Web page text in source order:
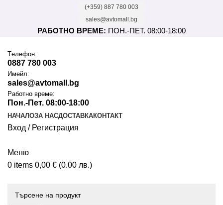
(+359) 887 780 003
sales@avtomall.bg
РАБОТНО ВРЕМЕ: ПОН.-ПЕТ. 08:00-18:00
Tелефон:
0887 780 003
Имейл:
sales@avtomall.bg
Работно време:
Пон.-Пет. 08:00-18:00
НАЧАЛОЗА НАСДОСТАВКАКОНТАКТ
Вход / Регистрация
Меню
0 items 0,00 € (0.00 лв.)